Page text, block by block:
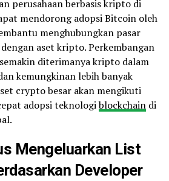
perusahaan berbasis kripto di
mendorong adopsi Bitcoin oleh
menghubungkan pasar
aset kripto. Perkembangan
diterimanya kripto dalam
kemungkinan lebih banyak
crypto besar akan mengikuti
adopsi teknologiblockchain di
Mengeluarkan List
Developer